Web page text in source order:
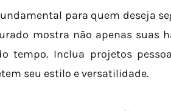
para quem deseja
mostra não apenas suas
tempo. Inclua projetos
seu estilo e versatilidade.